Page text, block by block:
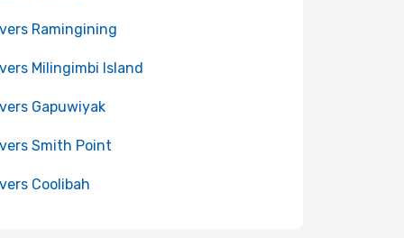
Ramingining
Milingimbi Island
Gapuwiyak
Smith Point
Coolibah